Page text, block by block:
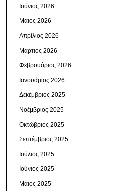
Ιούνιος 2026
Μάιος 2026
Απρίλιος 2026
Μάρτιος 2026
Φεβρουάριος 2026
Ιανουάριος 2026
Δεκέμβριος 2025
Νοέμβριος 2025
Οκτώβριος 2025
Σεπτέμβριος 2025
Ιούλιος 2025
Ιούνιος 2025
Μάιος 2025